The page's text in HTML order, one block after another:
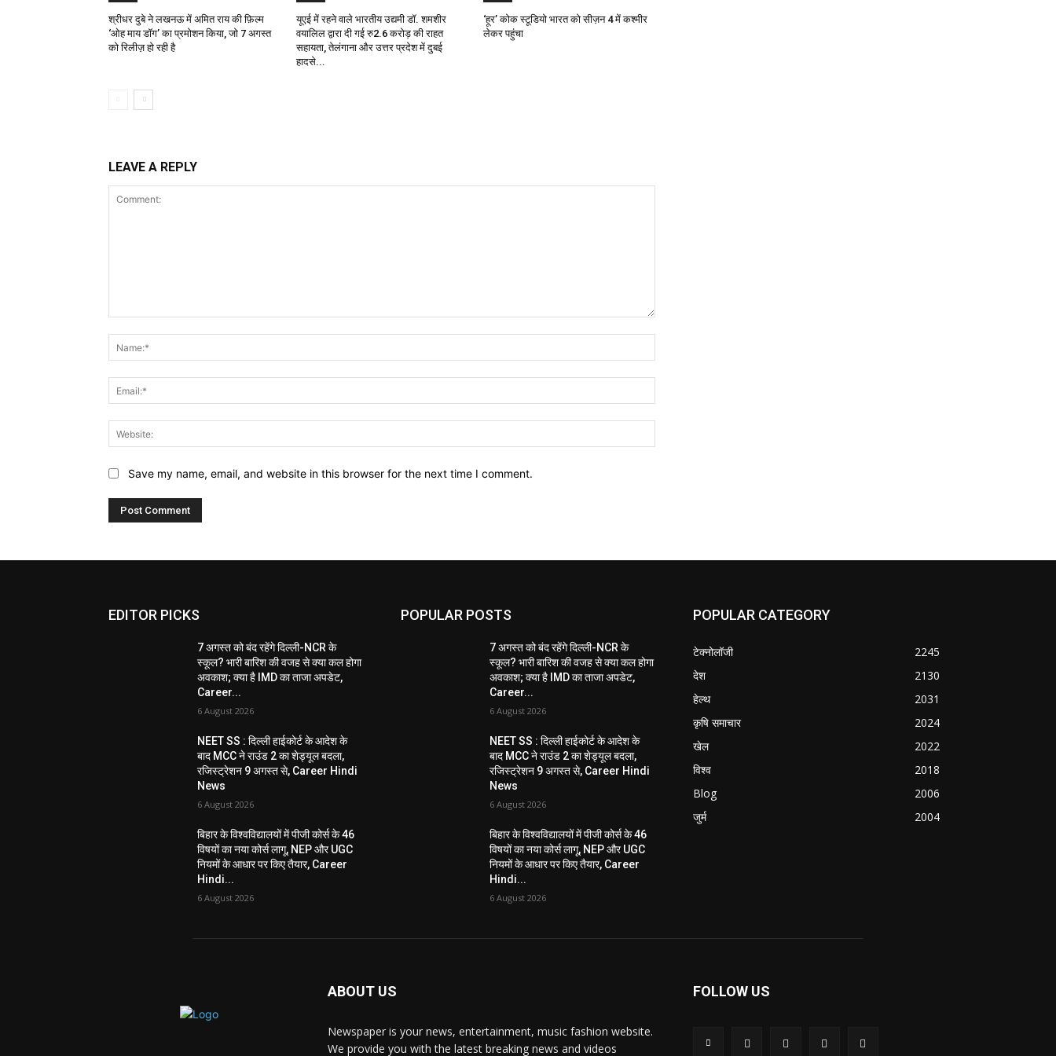
श्रीधर दुबे ने लखनऊ में अमित राय की फ़िल्म
‘ओह माय डॉग’ का प्रमोशन किया, जो 7 अगस्त
को रिलीज़ हो रही है
यूएई में रहने वाले भारतीय उद्यमी डॉ. शमशीर
वयालिल द्वारा दी गई रु2.6 करोड़ की राहत
सहायता, तेलंगाना और उत्तर प्रदेश में दुबई
हादसे...
‘हूर’ कोक स्‍टूडियो भारत को सीज़न 4 में कश्‍मीर
लेकर पहुंचा
LEAVE A REPLY
Save my name, email, and website in this browser for the next time I comment.
EDITOR PICKS
7 अगस्त को बंद रहेंगे दिल्ली-NCR के
स्कूल? भारी बारिश की वजह से क्या कल होगा
अवकाश; क्या है IMD का ताजा अपडेट,
Career...
6 August 2026
NEET SS : दिल्ली हाईकोर्ट के आदेश के
बाद MCC ने राउंड 2 का शेड्यूल बदला,
रजिस्ट्रेशन 9 अगस्त से, Career Hindi
News
6 August 2026
बिहार के विश्वविद्यालयों में पीजी कोर्स के 46
विषयों का नया कोर्स लागू, NEP और UGC
नियमों के आधार पर किए तैयार, Career
Hindi...
6 August 2026
POPULAR POSTS
7 अगस्त को बंद रहेंगे दिल्ली-NCR के
स्कूल? भारी बारिश की वजह से क्या कल होगा
अवकाश; क्या है IMD का ताजा अपडेट,
Career...
6 August 2026
NEET SS : दिल्ली हाईकोर्ट के आदेश के
बाद MCC ने राउंड 2 का शेड्यूल बदला,
रजिस्ट्रेशन 9 अगस्त से, Career Hindi
News
6 August 2026
बिहार के विश्वविद्यालयों में पीजी कोर्स के 46
विषयों का नया कोर्स लागू, NEP और UGC
नियमों के आधार पर किए तैयार, Career
Hindi...
6 August 2026
POPULAR CATEGORY
टेक्नोलॉजी
2245
देश
2130
हेल्थ
2031
कृषि समाचार
2024
खेल
2022
विश्व
2018
Blog
2006
जुर्म
2004
ABOUT US
Newspaper is your news, entertainment, music fashion website.
We provide you with the latest breaking news and videos
FOLLOW US